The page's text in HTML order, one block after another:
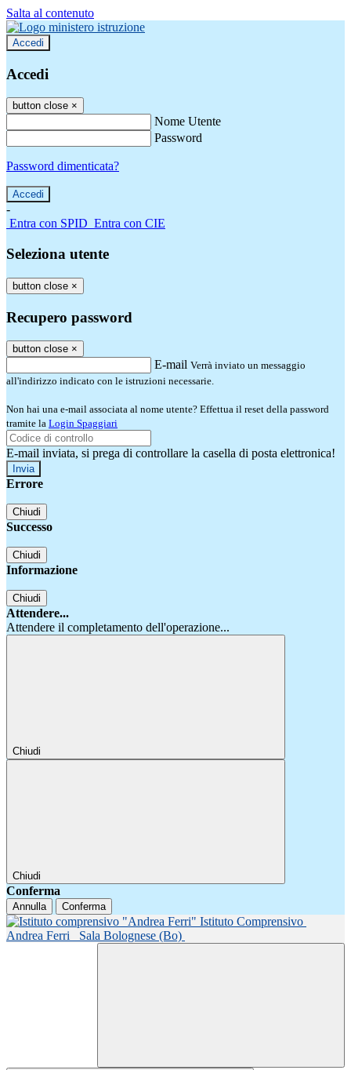
Salta al contenuto
Accedi
Accedi
button close ×
Nome Utente
Password
Password dimenticata?
-
Entra con SPID Entra con CIE
Seleziona utente
button close ×
Recupero password
button close ×
E-mail Verrà inviato un messaggio
all'indirizzo indicato con le istruzioni necessarie.
Non hai una e-mail associata al nome utente? Effettua il reset della password
tramite la Login Spaggiari
E-mail inviata, si prega di controllare la casella di posta elettronica!
Errore
Chiudi
Successo
Chiudi
Informazione
Chiudi
Attendere...
Attendere il completamento dell'operazione...
Chiudi
Chiudi
Conferma
Annulla Conferma
Istituto Comprensivo
Andrea Ferri
Sala Bolognese (Bo)